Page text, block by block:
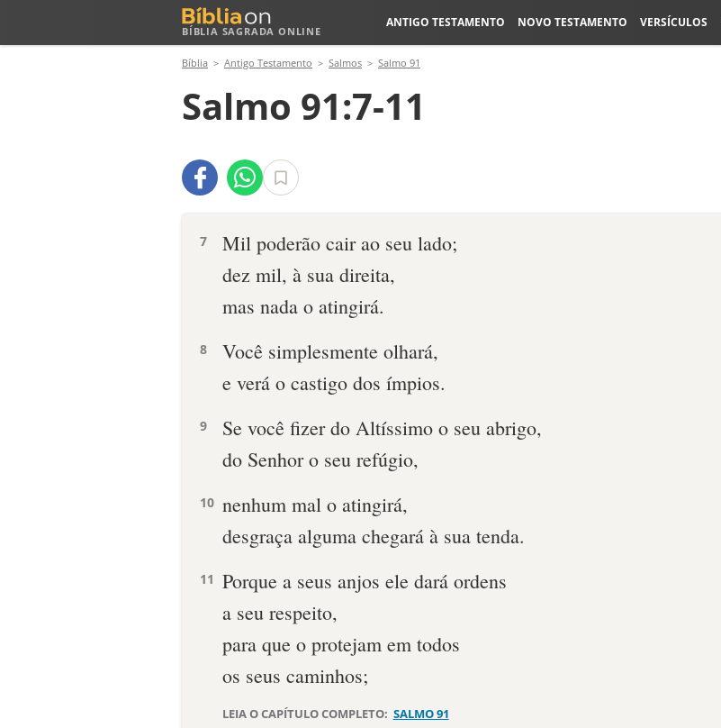
BÍBLIA SAGRADA ONLINE
ANTIGO TESTAMENTO NOVO TESTAMENTO VERSÍCULOS
Bíblia Antigo Testamento Salmos Salmo 91
Salmo 91:7-11
7
Mil poderão cair ao seu lado;
dez mil, à sua direita,
mas nada o atingirá.
8
Você simplesmente olhará,
e verá o castigo dos ímpios.
9
Se você fizer do Altíssimo o seu abrigo,
do Senhor o seu refúgio,
10 nenhum mal o atingirá,
desgraça alguma chegará à sua tenda.
11 Porque a seus anjos ele dará ordens
a seu respeito,
para que o protejam em todos
os seus caminhos;
LEIA O CAPÍTULO COMPLETO: SALMO 91